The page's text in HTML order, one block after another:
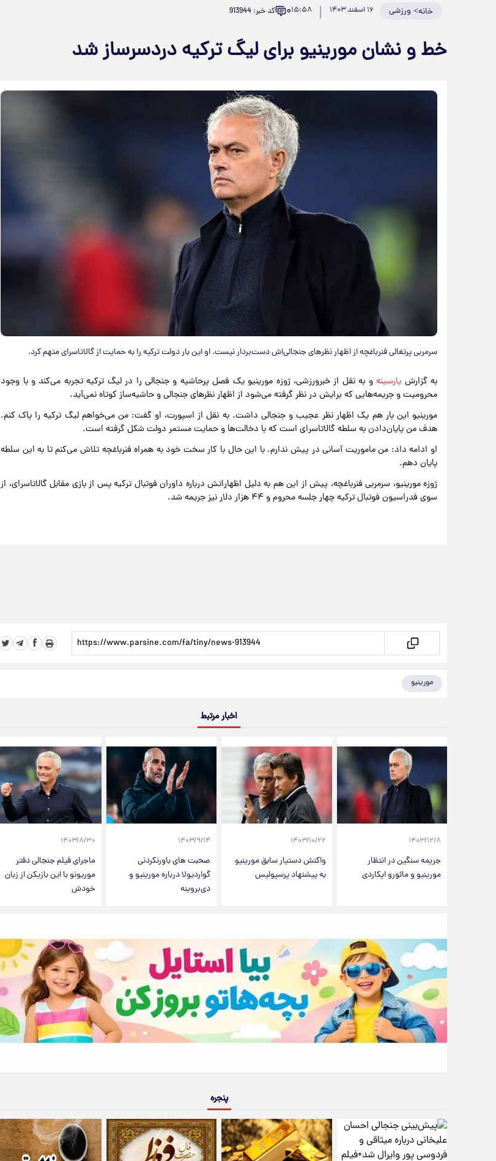
خانه> ورزشی ۱۶ اسفند ۱۴۰۳ ۱۵:۵۸۰ کد خبر: 913944
خط و نشان مورینیو برای لیگ ترکیه دردسرساز شد
سرمربی پرتغالی فنرباغچه از اظهار نظرهای جنجالی‌اش دست‌بردار نیست. او این بار دولت ترکیه را به حمایت از گالاتاسرای متهم کرد.
به گزارش پارسینهو به نقل از خبرورزشی، ژوزه مورینیو یک فصل پرحاشیه و جنجالی را در لیگ ترکیه تجربه می‌کند و با وجود
محرومیت و جریمه‌هایی که برایش در نظر گرفته می‌شود از اظهار نظرهای جنجالی و حاشیه‌ساز کوتاه نمی‌آید.
مورینیو این بار هم یک اظهار نظر عجیب و جنجالی داشت. به نقل از اسپورت، او گفت: من می‌خواهم لیگ ترکیه را پاک کنم.
هدف من پایان‌دادن به سلطه گالاتاسرای است که با دخالت‌ها و حمایت مستمر دولت شکل گرفته است.
او ادامه داد: من ماموریت آسانی در پیش ندارم. با این حال با کار سخت خود به همراه فنرباغچه تلاش می‌کنم تا به این سلطه
پایان دهم.
ژوزه مورینیو، سرمربی فنرباغچه، پیش از این هم به دلیل اظهاراتش درباره داوران فوتبال ترکیه پس از بازی مقابل گالاتاسرای، از
سوی فدراسیون فوتبال ترکیه چهار جلسه محروم و ۴۴ هزار دلار نیز جریمه شد.
مورینیو
اخبار مرتبط
۱۴۰۳/۱۲/۸
جریمه سنگین در انتظار
مورینیو و مائورو ایکاردی
۱۴۰۳/۱۰/۲۲
واکنش دستیار سابق مورینیو
به پیشنهاد پرسپولیس
۱۴۰۳/۹/۱۴
صحبت های باورنکردنی
گواردیولا درباره مورینیو و
دی‌بروینه
۱۴۰۳/۸/۳۰
ماجرای فیلم جنجالی دفتر
موریونو با این بازیکن از زبان
خودش
پنجره